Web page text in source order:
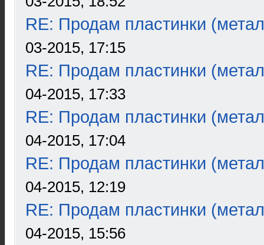
RE: Продам пластинки
03-2015, 17:15
RE: Продам пластинки
04-2015, 17:33
RE: Продам пластинки
04-2015, 17:04
RE: Продам пластинки
04-2015, 12:19
RE: Продам пластинки
04-2015, 15:56